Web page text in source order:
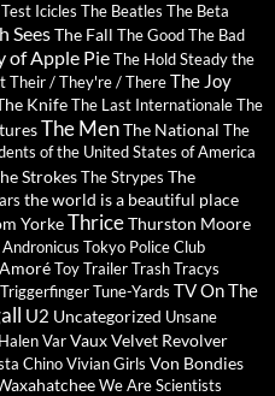
Test Icicles The Beatles The Beta
SeesThe Fall The Good The Bad
of Apple PieThe Hold Steadythe
Their / They're / ThereThe Joy
KnifeThe Last InternationaleThe
The MenThe National The
of the United States of America
StrokesThe Strypes The
the world is a beautiful place
YorkeThriceThurston Moore
Tokyo Police Club
ToyTrailer Trash Tracys
TriggerfingerTune-Yards TV On The
U2 Uncategorized Unsane
VarVauxVelvet Revolver
ChinoVivian Girls Von Bondies
We Are Scientists